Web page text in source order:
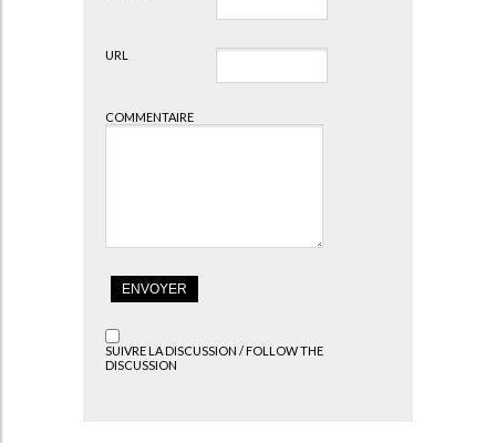
URL
COMMENTAIRE
SUIVRE LA DISCUSSION / FOLLOW THE
DISCUSSION